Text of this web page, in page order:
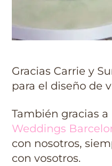
Gracias Carrie y
para el diseño de
También gracias a
Weddings
con nosotros,
con vosotros.